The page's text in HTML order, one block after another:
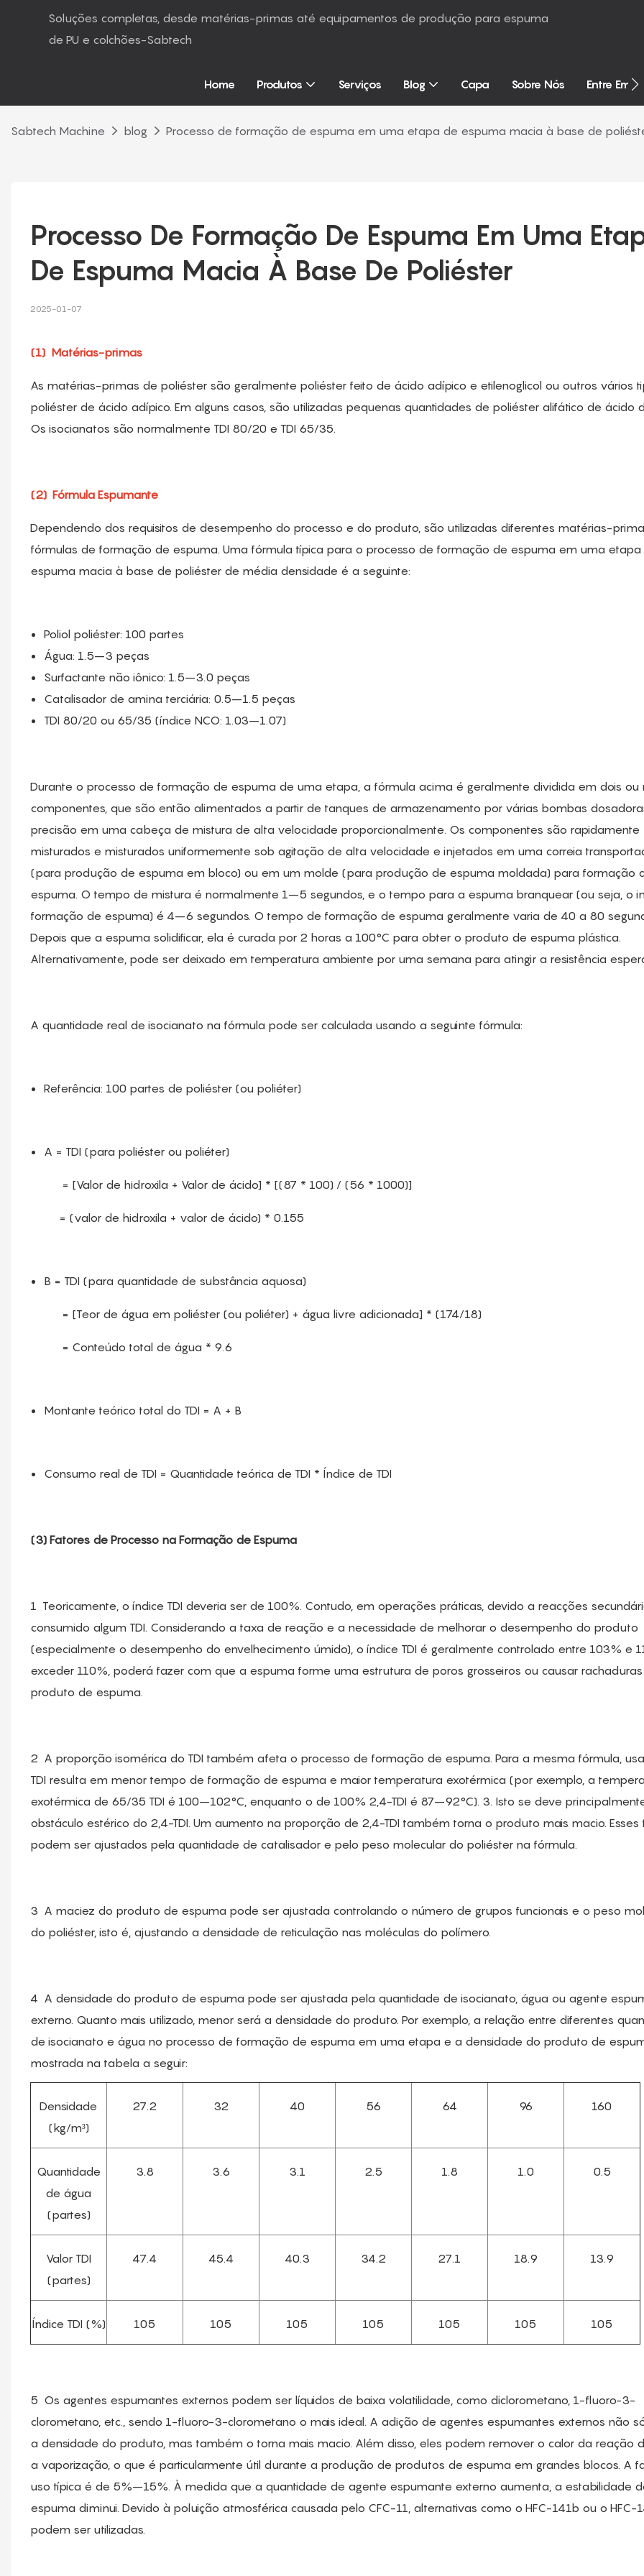
Soluções completas, desde matérias-primas até equipamentos de produção para espuma
de PU e colchões-Sabtech
Home Produtos Serviços Blog Capa Sobre Nós Entre Em
Sabtech Machine blog Processo de formação de espuma em uma etapa de espuma macia à base de
Processo De Formação De Espuma Em Uma
De Espuma Macia À Base De Poliéster
2025-01-07
(1) Matérias-primas
As matérias-primas de poliéster são geralmente poliéster feito de ácido adípico e etilenoglicol ou outros vários
poliéster de ácido adípico. Em alguns casos, são utilizadas pequenas quantidades de poliéster alifático de ácido
Os isocianatos são normalmente TDI 80/20 e TDI 65/35.
(2) Fórmula Espumante
Dependendo dos requisitos de desempenho do processo e do produto, são utilizadas diferentes matérias-
fórmulas de formação de espuma. Uma fórmula típica para o processo de formação de espuma em uma etapa
espuma macia à base de poliéster de média densidade é a seguinte:
Poliol poliéster: 100 partes
Água: 1.5–3 peças
Surfactante não iônico: 1.5–3.0 peças
Catalisador de amina terciária: 0.5–1.5 peças
TDI 80/20 ou 65/35 (índice NCO: 1.03–1.07)
Durante o processo de formação de espuma de uma etapa, a fórmula acima é geralmente dividida em dois ou
componentes, que são então alimentados a partir de tanques de armazenamento por várias bombas
precisão em uma cabeça de mistura de alta velocidade proporcionalmente. Os componentes são rapidamente
misturados e misturados uniformemente sob agitação de alta velocidade e injetados em uma correia
(para produção de espuma em bloco) ou em um molde (para produção de espuma moldada) para formação
espuma. O tempo de mistura é normalmente 1–5 segundos, e o tempo para a espuma branquear (ou seja, o
formação de espuma) é 4–6 segundos. O tempo de formação de espuma geralmente varia de 40 a 80
Depois que a espuma solidificar, ela é curada por 2 horas a 100°C para obter o produto de espuma plástica.
Alternativamente, pode ser deixado em temperatura ambiente por uma semana para atingir a resistência
A quantidade real de isocianato na fórmula pode ser calculada usando a seguinte fórmula:
Referência: 100 partes de poliéster (ou poliéter)
A = TDI (para poliéster ou poliéter)
= [Valor de hidroxila + Valor de ácido] * [(87 * 100) / (56 * 1000)]
= (valor de hidroxila + valor de ácido) * 0.155
B = TDI (para quantidade de substância aquosa)
= [Teor de água em poliéster (ou poliéter) + água livre adicionada] * (174/18)
= Conteúdo total de água * 9.6
Montante teórico total do TDI = A + B
Consumo real de TDI = Quantidade teórica de TDI * Índice de TDI
(3) Fatores de Processo na Formação de Espuma
1 Teoricamente, o índice TDI deveria ser de 100%. Contudo, em operações práticas, devido a reacções
consumido algum TDI. Considerando a taxa de reação e a necessidade de melhorar o desempenho do produto
(especialmente o desempenho do envelhecimento úmido), o índice TDI é geralmente controlado entre 103% e
exceder 110%, poderá fazer com que a espuma forme uma estrutura de poros grosseiros ou causar
produto de espuma.
2 A proporção isomérica do TDI também afeta o processo de formação de espuma. Para a mesma fórmula,
TDI resulta em menor tempo de formação de espuma e maior temperatura exotérmica (por exemplo, a
exotérmica de 65/35 TDI é 100–102°C, enquanto o de 100% 2,4-TDI é 87–92°C). 3. Isto se deve
obstáculo estérico do 2,4-TDI. Um aumento na proporção de 2,4-TDI também torna o produto mais macio. Esses
podem ser ajustados pela quantidade de catalisador e pelo peso molecular do poliéster na fórmula.
3 A maciez do produto de espuma pode ser ajustada controlando o número de grupos funcionais e o peso
do poliéster, isto é, ajustando a densidade de reticulação nas moléculas do polímero.
4 A densidade do produto de espuma pode ser ajustada pela quantidade de isocianato, água ou agente
externo. Quanto mais utilizado, menor será a densidade do produto. Por exemplo, a relação entre diferentes
de isocianato e água no processo de formação de espuma em uma etapa e a densidade do produto de
mostrada na tabela a seguir:
Densidade
(kg/m³)
27.2 32 40 56 64 96 160
Quantidade
de água
(partes)
3.8 3.6 3.1 2.5 1.8 1.0 0.5
Valor TDI
(partes)
47.4 45.4 40.3 34.2 27.1 18.9 13.9
Índice TDI (%) 105 105 105 105 105 105 105
5 Os agentes espumantes externos podem ser líquidos de baixa volatilidade, como diclorometano, 1-fluoro-3-
clorometano, etc., sendo 1-fluoro-3-clorometano o mais ideal. A adição de agentes espumantes externos não
a densidade do produto, mas também o torna mais macio. Além disso, eles podem remover o calor da reação
a vaporização, o que é particularmente útil durante a produção de produtos de espuma em grandes blocos. A
uso típica é de 5%–15%. À medida que a quantidade de agente espumante externo aumenta, a estabilidade
espuma diminui. Devido à poluição atmosférica causada pelo CFC-11, alternativas como o HFC-141b ou o HFC-
podem ser utilizadas.